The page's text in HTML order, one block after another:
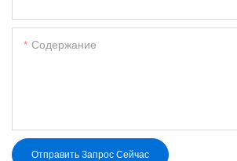
Содержание
Отправить Запрос Сейчас